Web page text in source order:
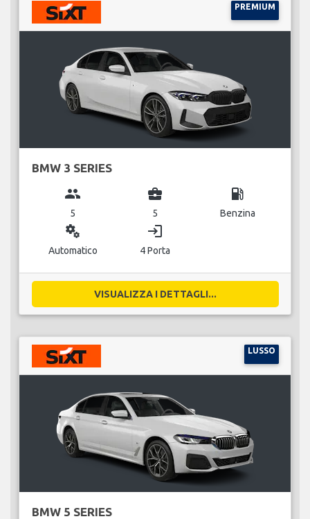
PREMIUM
BMW 3 SERIES
group
5
business_center
5
local_gas_station
Benzina
miscellaneous_services
Automatico
login
4 Porta
VISUALIZZA I DETTAGLI...
LUSSO
BMW 5 SERIES